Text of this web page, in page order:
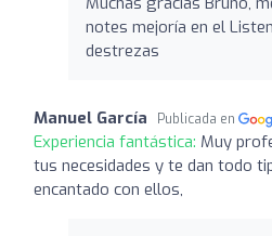
notes mejoría en el
destrezas
Manuel García Publicada en
Experiencia fantástica: Muy
tus necesidades y te dan todo
encantado con ellos,